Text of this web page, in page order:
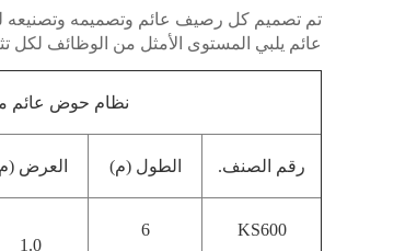
تم تصميم كل رصيف عائم وتصميمه وتصنيعه
عائم يلبي المستوى الأمثل من الوظائف لكل
نظام حوض عائم من
رقم الصنف. الطول (م) العرض
KS600
6
1.0